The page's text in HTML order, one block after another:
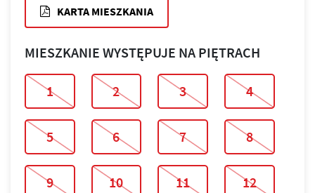
KARTA MIESZKANIA
MIESZKANIE WYSTĘPUJE NA PIĘTRACH
1 2 3 4
5 6 7 8
9 10 11 12